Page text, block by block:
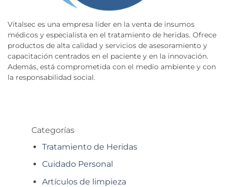
Vitalsec es una empresa líder en la venta de insumos
médicos y especialista en el tratamiento de heridas. Ofrece
productos de alta calidad y servicios de asesoramiento y
capacitación centrados en el paciente y en la innovación.
Además, está comprometida con el medio ambiente y con
la responsabilidad social.
Categorías
Tratamiento de Heridas
Cuidado Personal
Artículos de limpieza